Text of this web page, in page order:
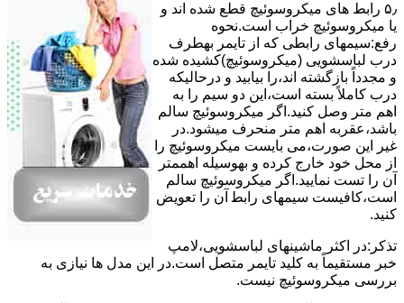
۵٫ رابط های ﻣﯿﮑﺮوﺳﻮﺋﯿﭻ ﻗﻄﻊ شده اند و
ﯾﺎ ﻣﯿﮑﺮوﺳﻮﺋﯿﭻ ﺧﺮاب اﺳﺖ.نحوه
رفع:سیمهای راﺑﻄﯽ ﮐﻪ از ﺗﺎﯾﻤﺮ بهطرف
درب لباسشویی (ﻣﯿﮑﺮوﺳﻮﺋﯿﭻ)کشیده شده
و مجدداً بازگشته اند،را ﺑﯿﺎﺑﯿﺪ و درحالیکه
درب کاملاً ﺑﺴﺘﻪ اﺳﺖ،اﯾﻦ دو ﺳﯿﻢ را ﺑﻪ
اﻫﻢ ﻣﺘﺮ وصل کنید.اﮔﺮ ﻣﯿﮑﺮوﺳﻮﺋﯿﭻ ﺳﺎﻟﻢ
ﺑﺎﺷﺪ،ﻋﻘﺮﺑﻪ اهم متر ﻣﻨﺤﺮف میشود.در
ﻏﯿﺮ اﯾﻦ ﺻﻮرت،می بایست ﻣﯿﮑﺮوﺳﻮﺋﯿﭻ را
از ﻣﺤﻞ خود ﺧﺎرج کرده و بهوسیله اهممتر
آن را ﺗﺴﺖ ﻧﻤﺎﯾﯿﺪ.اﮔﺮ ﻣﯿﮑﺮوﺳﻮﺋﯿﭻ ﺳﺎﻟﻢ
اﺳﺖ،ﮐﺎﻓﯿﺴﺖ سیمهای راﺑﻄ آن را ﺗﻌﻮﯾﺾ
کنید.
ﺗﺬﮐﺮ:در اﮐﺜﺮ ماشینهای لباسشویی،ﻻﻣﭗ
ﺧﺒﺮ مستقیماً ﺑﻪ ﮐﻠﯿﺪ ﺗﺎﯾﻤﺮ ﻣﺘﺼﻞ اﺳﺖ.در اﯾﻦ مدل ها ﻧﯿﺎزی ﺑﻪ
بررسی ﻣﯿﮑﺮوﺳﻮﺋﯿﭻ نیست.